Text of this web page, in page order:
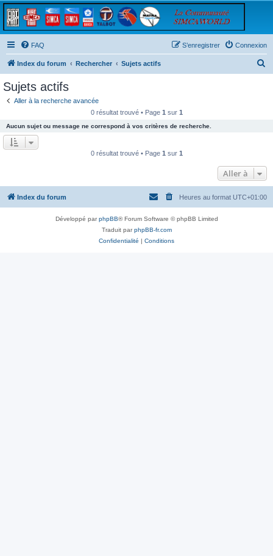
FAQ Connexion
S’enregistrer
Index du forum Rechercher Sujets actifs
e
r
Sujets actifs
Aller à la recherche avancée
0 résultat trouvé • Page 1 sur 1
Aucun sujet ou message ne correspond à vos critères de recherche.
0 résultat trouvé • Page 1 sur 1
Aller à
Index du forum Heures au format UTC+01:00
Développé parphpBB® Forum Software © phpBB Limited
Traduit parphpBB-fr.com
Confidentialité | Conditions